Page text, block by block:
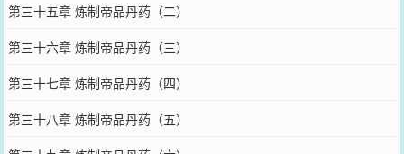
第三十五章 炼制帝品丹药（二）
第三十六章 炼制帝品丹药（三）
第三十七章 炼制帝品丹药（四）
第三十八章 炼制帝品丹药（五）